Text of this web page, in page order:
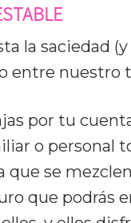
la saciedad
entre nuestro
por tu
o personal
que se
que podrás